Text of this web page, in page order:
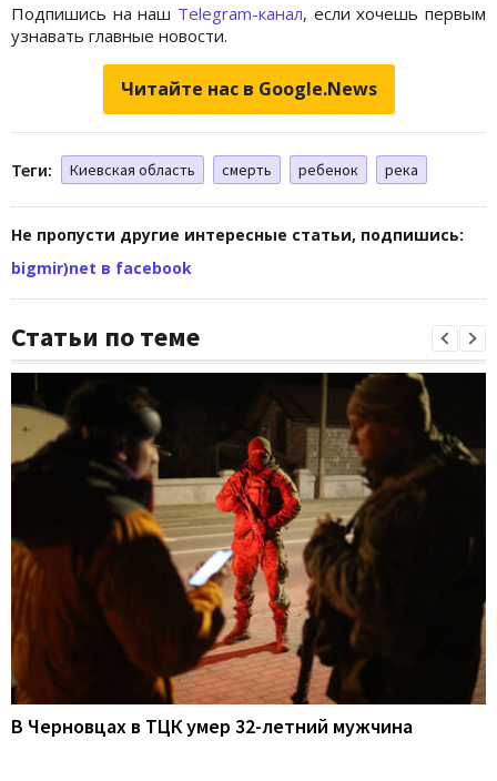
Подпишись на наш Telegram-канал, если хочешь первым
узнавать главные новости.
Читайте нас в Google.News
Теги: Киевская область смерть ребенок река
Не пропусти другие интересные статьи, подпишись:
bigmir)net в facebook
Статьи по теме
В Черновцах в ТЦК умер 32-летний мужчина